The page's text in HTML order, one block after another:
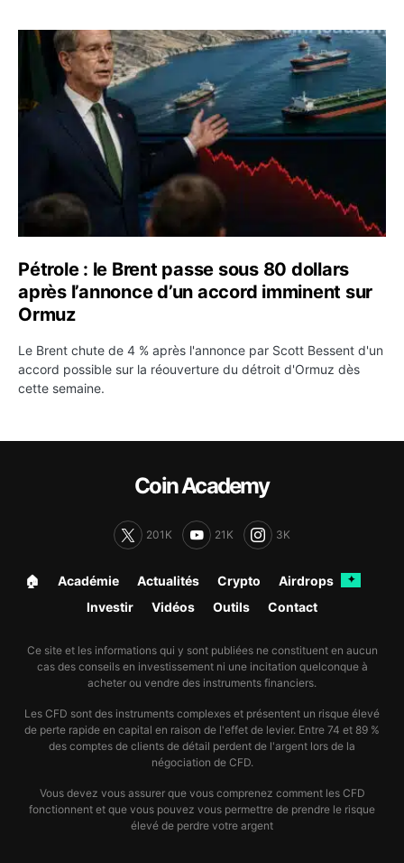
Pétrole : le Brent passe sous 80 dollars après
Pétrole : le Brent passe sous 80 dollars
après l’annonce d’un accord imminent sur
Ormuz
Le Brent chute de 4 % après l'annonce par Scott Bessent d'un
accord possible sur la réouverture du détroit d'Ormuz dès
cette semaine.
Coin Academy
201K 21K 3K
🏠︎ Académie Actualités Crypto Airdrops ✦
Investir Vidéos Outils Contact
Ce site et les informations qui y sont publiées ne constituent en aucun
cas des conseils en investissement ni une incitation quelconque à
acheter ou vendre des instruments financiers.
Les CFD sont des instruments complexes et présentent un risque élevé
de perte rapide en capital en raison de l'effet de levier. Entre 74 et 89 %
des comptes de clients de détail perdent de l'argent lors de la
négociation de CFD.
Vous devez vous assurer que vous comprenez comment les CFD
fonctionnent et que vous pouvez vous permettre de prendre le risque
élevé de perdre votre argent